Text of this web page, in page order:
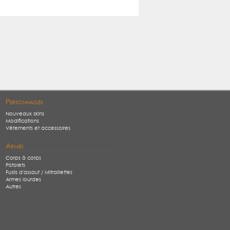
Personnages
Nouveaux skins
Modifications
Vêtements et accessoires
Armes
Corps à corps
Pistolets
Fusils d'assaut / Mitraillettes
Armes lourdes
Autres